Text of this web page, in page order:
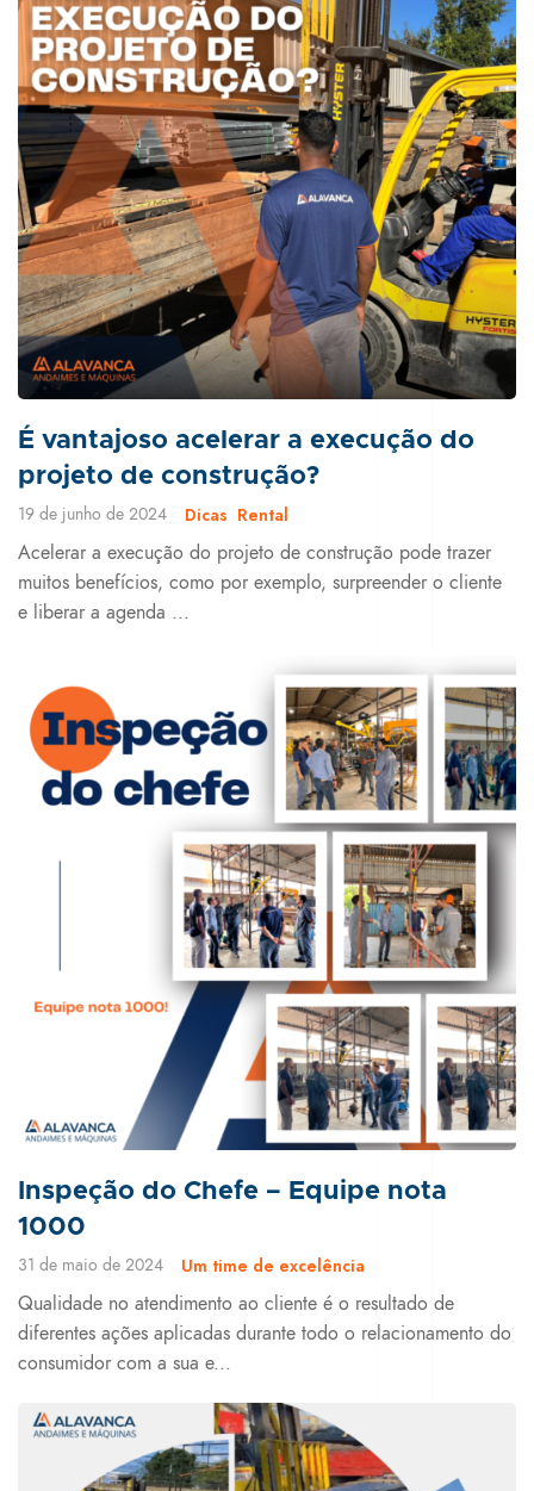
É vantajoso acelerar a execução do
projeto de construção?
19 de junho de 2024 Dicas Rental
Acelerar a execução do projeto de construção pode trazer
muitos benefícios, como por exemplo, surpreender o cliente
e liberar a agenda ...
Inspeção do Chefe – Equipe nota
1000
31 de maio de 2024 Um time de excelência
Qualidade no atendimento ao cliente é o resultado de
diferentes ações aplicadas durante todo o relacionamento do
consumidor com a sua e...